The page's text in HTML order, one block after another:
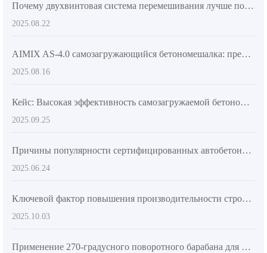
Почему двухвинтовая система перемешивания лучше подходит для требований по смешиванию высокопрочного бетона? – Практические советы из отрасли
2025.08.22
AIMIX AS-4.0 самозагружающийся бетономешалка: преимущества передней кабины и шарнирной рамы
2025.08.16
Кейс: Высокая эффективность самозагружаемой бетономешалки AS - 2.6 в сложных строительных условиях
2025.09.25
Причины популярности сертифицированных автобетоносмесителей на зарубежных рынках
2025.06.24
Ключевой фактор повышения производительности строительства: всесторонний разбор гибкого дизайна бетоносмесителя
2025.10.03
Применение 270-градусного поворотного барабана для повышения эффективности заливки бетона на строительных объектах